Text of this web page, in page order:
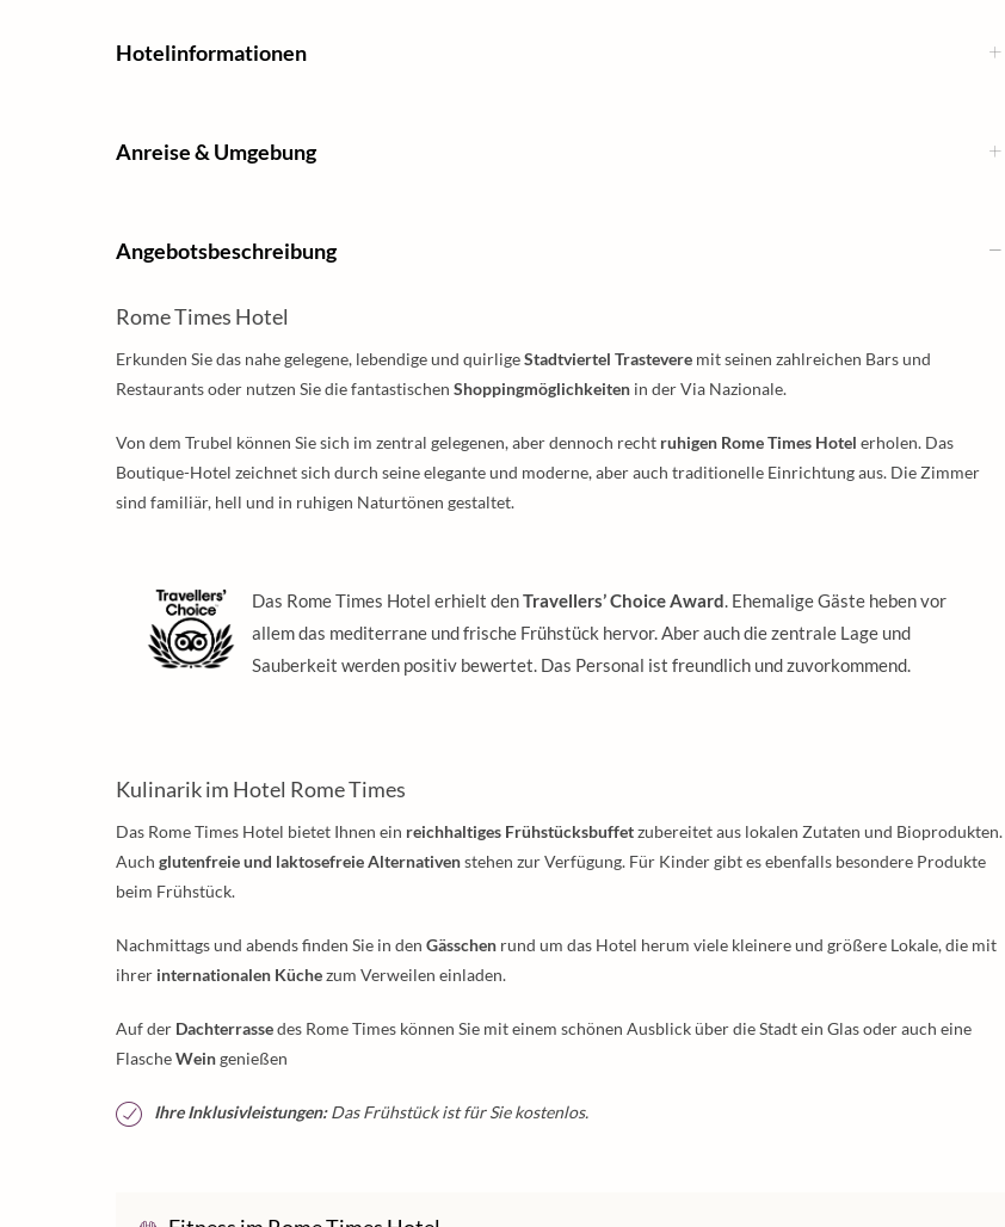
Hotelinformationen
Anreise & Umgebung
Angebotsbeschreibung
Rome Times Hotel
Erkunden Sie das nahe gelegene, lebendige und quirligeStadtviertel Trastevere mit seinen zahlreichen Bars und
Restaurants oder nutzen Sie die fantastischen Shoppingmöglichkeiten in der Via Nazionale.
Von dem Trubel können Sie sich im zentral gelegenen, aber dennoch recht ruhigen Rome Times Hotel erholen. Das
Boutique-Hotel zeichnet sich durch seine elegante und moderne, aber auch traditionelle Einrichtung aus. Die Zimmer
sind familiär, hell und in ruhigen Naturtönen gestaltet.
Das Rome Times Hotel erhielt denTravellers’ Choice Award. Ehemalige Gäste heben vor
allem das mediterrane und frische Frühstück hervor. Aber auch die zentrale Lage und
Sauberkeit werden positiv bewertet. Das Personal ist freundlich und zuvorkommend.
Kulinarik im Hotel Rome Times
Das Rome Times Hotel bietet Ihnen ein reichhaltiges Frühstücksbuffetzubereitet aus lokalen Zutaten und Bioprodukten.
Auch glutenfreie und laktosefreie Alternativenstehen zur Verfügung. Für Kinder gibt es ebenfalls besondere Produkte
beim Frühstück.
Nachmittags und abends finden Sie in den Gässchen rund um das Hotel herum viele kleinere und größere Lokale, die mit
ihrer internationalen Küchezum Verweilen einladen.
Auf der Dachterrassedes Rome Times können Sie mit einem schönen Ausblick über die Stadt ein Glas oder auch eine
FlascheWeingenießen
Ihre Inklusivleistungen:Das Frühstück ist für Sie kostenlos.